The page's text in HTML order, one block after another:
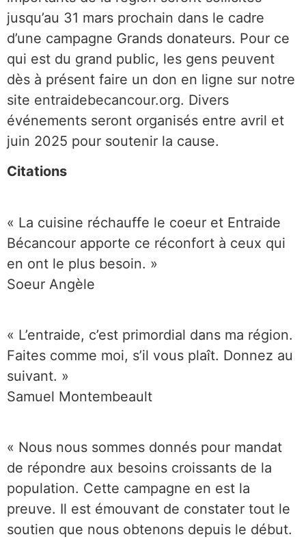
jusqu’au 31 mars prochain dans le cadre
d’une campagne Grands donateurs. Pour ce
qui est du grand public, les gens peuvent
dès à présent faire un don en ligne sur notre
site entraidebecancour.org. Divers
événements seront organisés entre avril et
juin 2025 pour soutenir la cause.
Citations
« La cuisine réchauffe le coeur et Entraide
Bécancour apporte ce réconfort à ceux qui
en ont le plus besoin. »
Soeur Angèle
« L’entraide, c’est primordial dans ma région.
Faites comme moi, s’il vous plaît. Donnez au
suivant. »
Samuel Montembeault
« Nous nous sommes donnés pour mandat
de répondre aux besoins croissants de la
population. Cette campagne en est la
preuve. Il est émouvant de constater tout le
soutien que nous obtenons depuis le début.